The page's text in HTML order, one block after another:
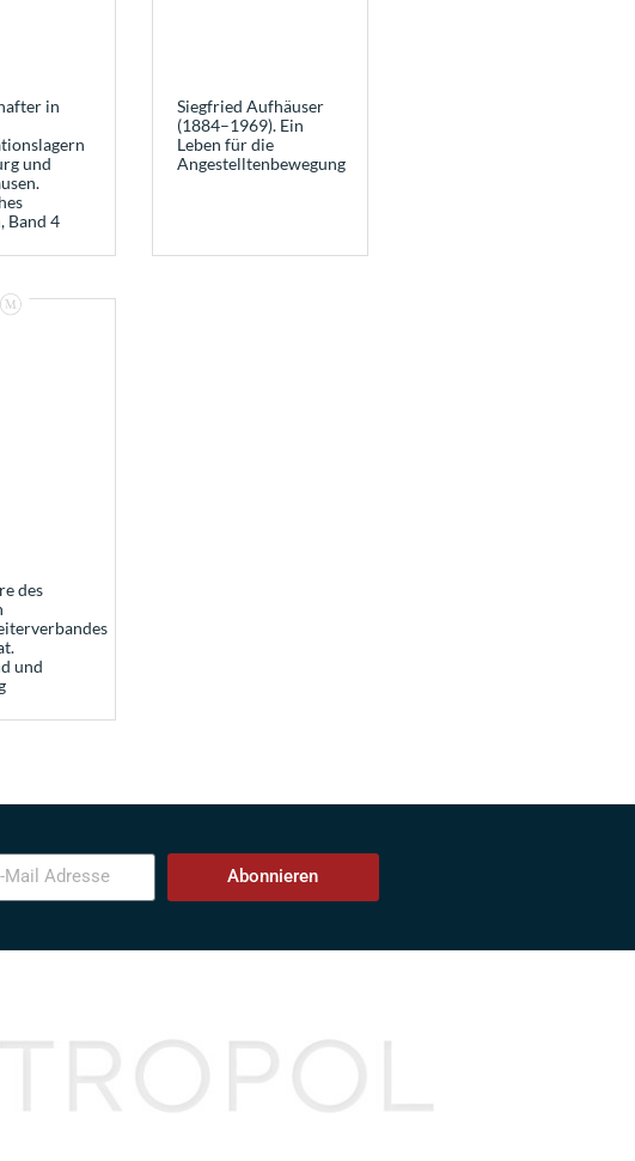
in
und
Band 4
Siegfried Aufhäuser
(1884–1969). Ein
Leben für die
Angestelltenbewegung
des
und
Abonnieren